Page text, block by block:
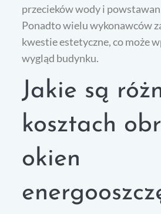
przecieków wody i
Ponadto wielu wykonawców
kwestie estetyczne, co może
wygląd budynku.
Jakie są
kosztach
okien